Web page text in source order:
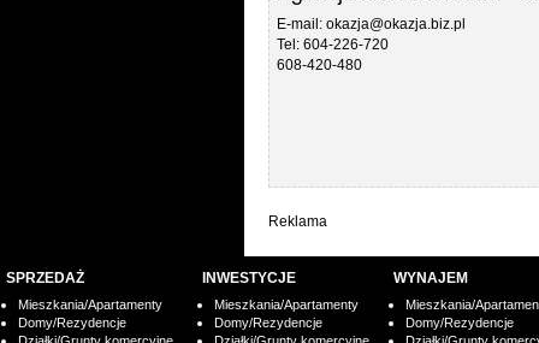
E-mail: okazja@okazja.biz.pl
Tel: 604-226-720
608-420-480
Reklama
SPRZEDAŻ
Mieszkania/Apartamenty
Domy/Rezydencje
INWESTYCJE
Mieszkania/Apartamenty
Domy/Rezydencje
WYNAJEM
Mieszkania/
Domy/Rezydencje